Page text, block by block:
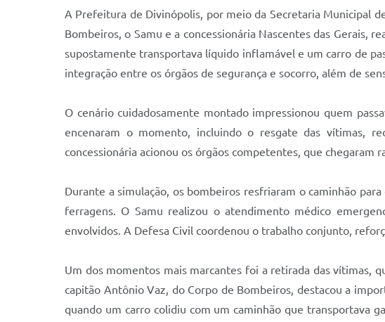
A Prefeitura de Divinópolis, por meio da Secretaria Municipal
Bombeiros, o Samu e a concessionária Nascentes das Gerais,
supostamente transportava líquido inflamável e um carro de
integração entre os órgãos de segurança e socorro, além de
O cenário cuidadosamente montado impressionou quem
encenaram o momento, incluindo o resgate das vítimas,
concessionária acionou os órgãos competentes, que
Durante a simulação, os bombeiros resfriaram o caminhão
ferragens. O Samu realizou o atendimento médico
envolvidos. A Defesa Civil coordenou o trabalho conjunto,
Um dos momentos mais marcantes foi a retirada das vítimas,
capitão Antônio Vaz, do Corpo de Bombeiros, destacou a
quando um carro colidiu com um caminhão que transportava